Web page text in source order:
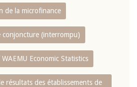
de la microfinance
conjoncture (interrompu)
Economic Statistics
résultats des établissements de